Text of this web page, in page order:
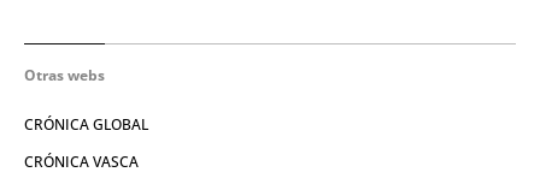
Otras webs
CRÓNICA GLOBAL
CRÓNICA VASCA